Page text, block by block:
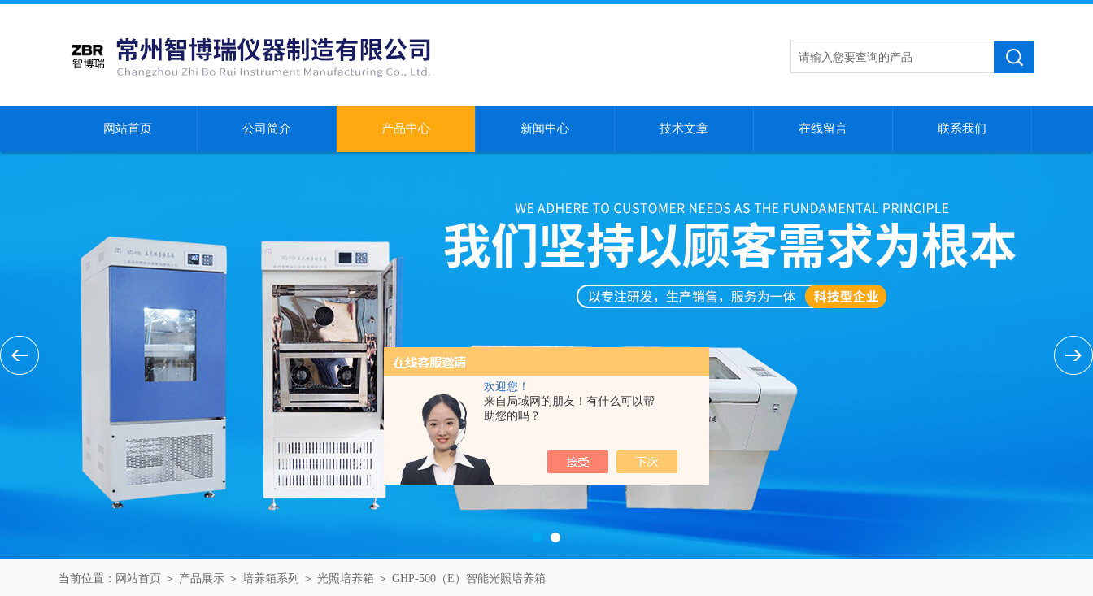
欢迎您！
来自局域网的朋友！有什么可以帮
助您的吗？
网站首页 公司简介 产品中心 新闻中心 技术文章 在线留言 联系我们
当前位置： 网站首页 ＞ 产品展示 ＞ 培养箱系列 ＞ 光照培养箱 ＞ GHP-500（E）智能光照培养箱